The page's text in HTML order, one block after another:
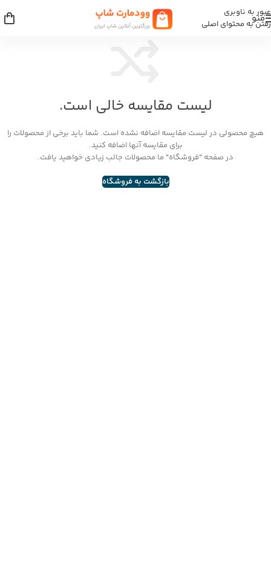
عبور به ناوبری
رفتن به محتوای اصلی
منو
لیست مقایسه خالی است.
هیچ محصولی در لیست مقایسه اضافه نشده است. شما باید برخی از محصولات را
برای مقایسه آنها اضافه کنید.
در صفحه "فروشگاه" ما محصولات جالب زیادی خواهید یافت.
بازگشت به فروشگاه